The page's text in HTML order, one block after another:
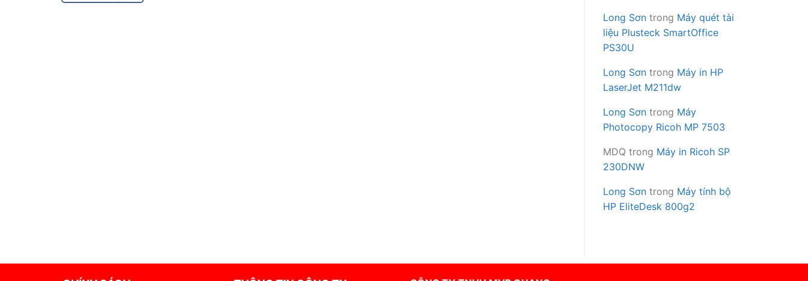
Long Sơn trong Máy quét tài
liệu Plusteck SmartOffice
PS30U
Long Sơn trong Máy in HP
LaserJet M211dw
Long Sơn trong Máy
Photocopy Ricoh MP 7503
MDQ trong Máy in Ricoh SP
230DNW
Long Sơn trong Máy tính bộ
HP EliteDesk 800g2